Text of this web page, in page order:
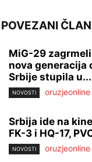
POVEZANI
MiG-29
nova generacija
Srbije stupila u...
NOVOSTI oruzjeonline
Srbija ide na
FK-3 i HQ-17,
NOVOSTI oruzjeonline